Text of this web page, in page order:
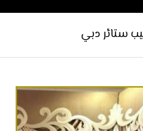
ستائر دبي